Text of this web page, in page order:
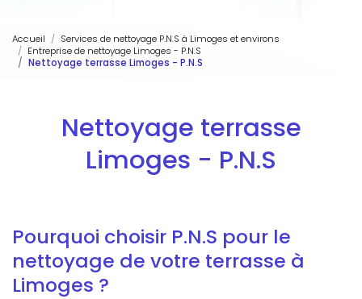
Accueil
Services de nettoyage P.N.S à Limoges et environs
Entreprise de nettoyage Limoges - P.N.S
Nettoyage terrasse Limoges - P.N.S
Nettoyage terrasse
Limoges - P.N.S
Pourquoi choisir P.N.S pour le
nettoyage de votre terrasse à
Limoges ?